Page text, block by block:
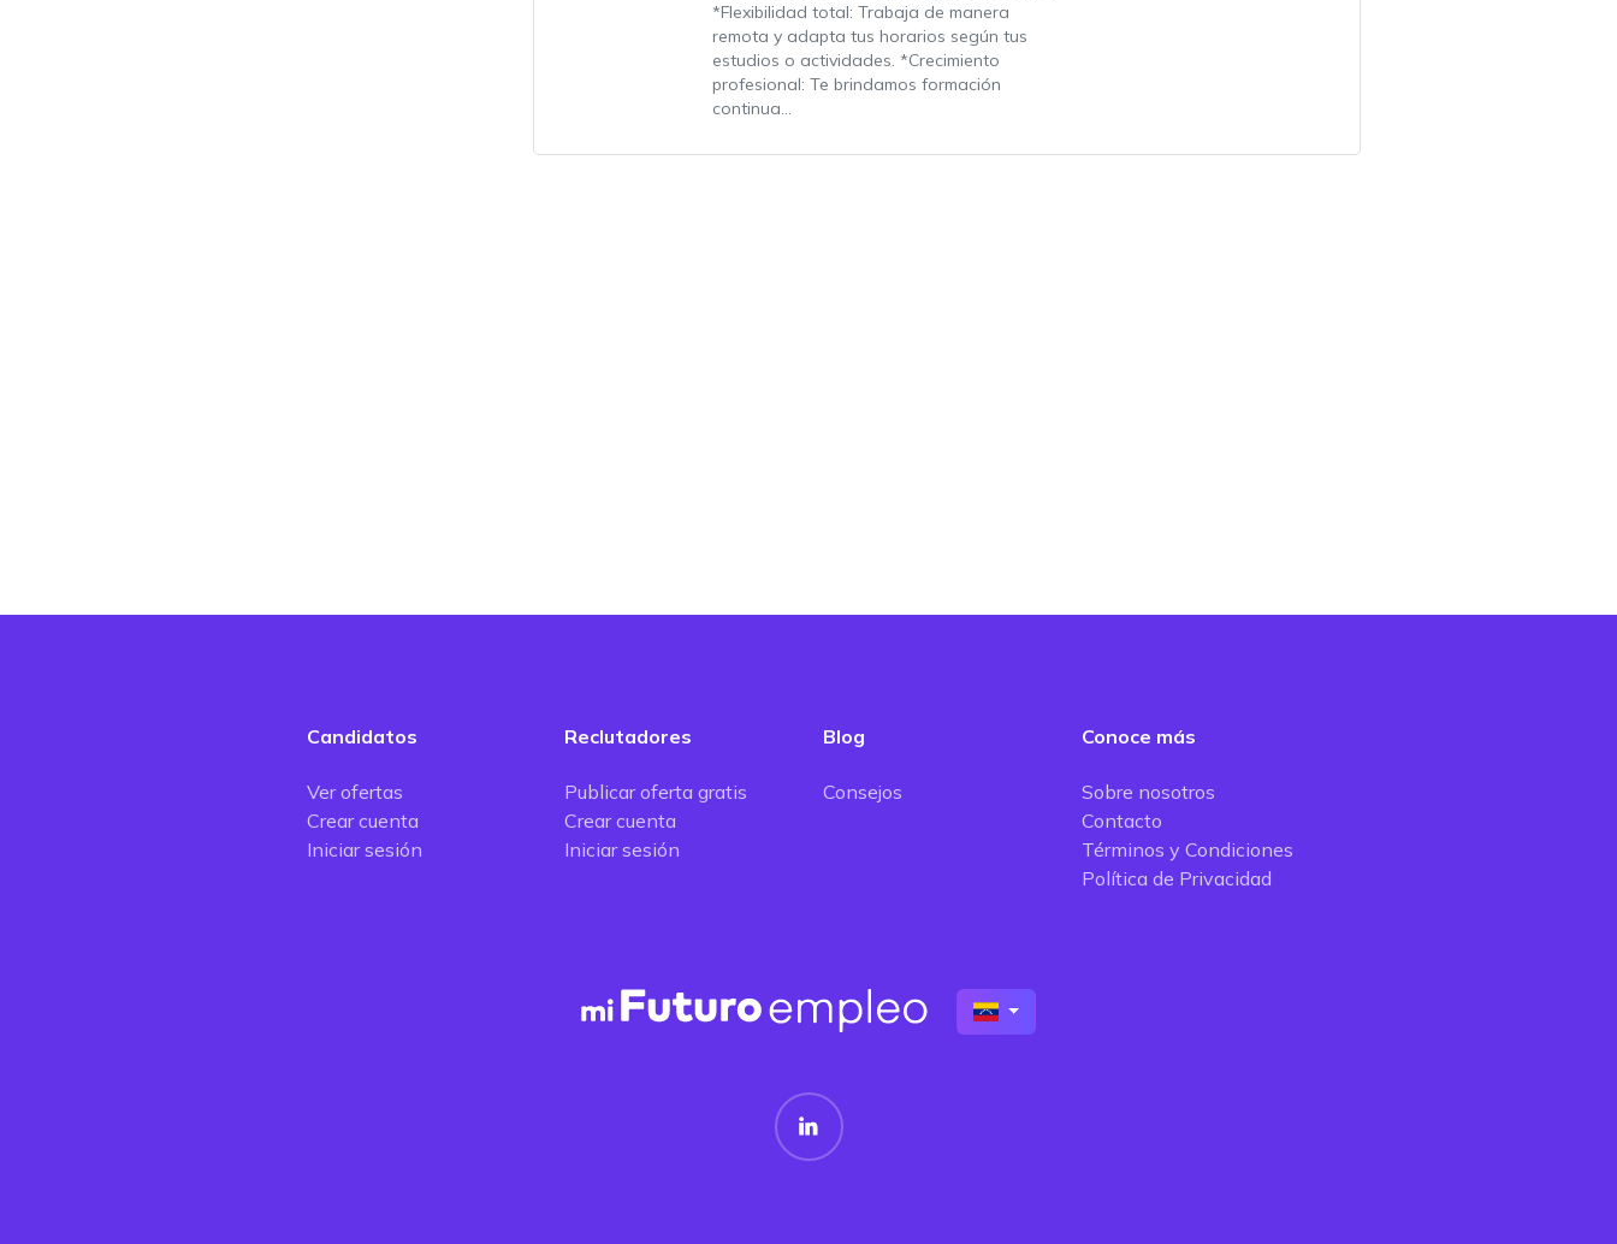
*Flexibilidad total: Trabaja de manera
remota y adapta tus horarios según tus
estudios o actividades. *Crecimiento
profesional: Te brindamos formación
continua...
Candidatos
Ver ofertas
Crear cuenta
Iniciar sesión
Reclutadores
Publicar oferta gratis
Crear cuenta
Iniciar sesión
Blog
Consejos
Conoce más
Sobre nosotros
Contacto
Términos y Condiciones
Política de Privacidad